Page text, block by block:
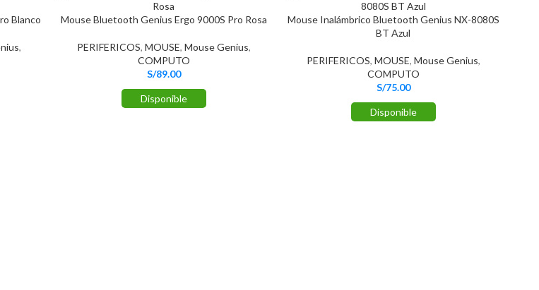
Blanco
,
Mouse Bluetooth Genius Ergo 9000S Pro Rosa
PERIFERICOS, MOUSE, Mouse Genius,
COMPUTO
S/89.00
Disponible
Mouse Inalámbrico Bluetooth Genius NX-8080S
BT Azul
PERIFERICOS, MOUSE, Mouse Genius,
COMPUTO
S/75.00
Disponible